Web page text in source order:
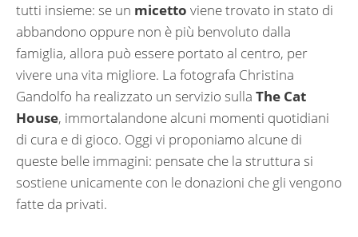
tutti insieme: se un micetto viene trovato in stato di
abbandono oppure non è più benvoluto dalla
famiglia, allora può essere portato al centro, per
vivere una vita migliore. La fotografa Christina
Gandolfo ha realizzato un servizio sulla The Cat
House, immortalandone alcuni momenti quotidiani
di cura e di gioco. Oggi vi proponiamo alcune di
queste belle immagini: pensate che la struttura si
sostiene unicamente con le donazioni che gli vengono
fatte da privati.